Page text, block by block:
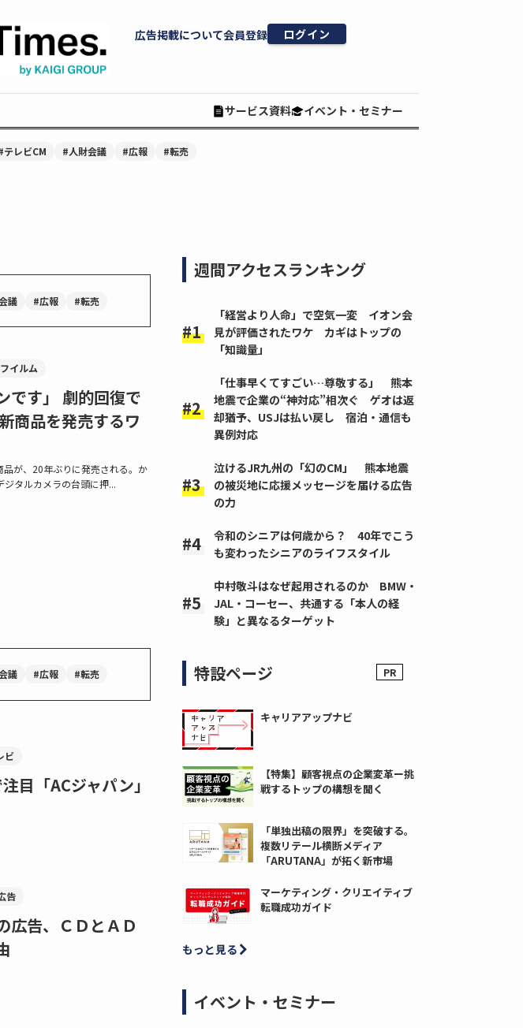
広告掲載について会員登録 ログイン
サービス資料 イベント・セミナー
テレビCM #人財会議 #広報 #転売
議 #広報 #転売
イルム
です」 劇的回復で
商品を発売するワ
が、20年ぶりに発売される。か
タルカメラの台頭に押...
議 #広報 #転売
ビ
目「ACジャパン」
告
広告、ＣＤとＡＤ
週間アクセスランキング
「経営より人命」で空気一変 イオン会
見が評価されたワケ カギはトップの
「知識量」
「仕事早くてすごい…尊敬する」 熊本
地震で企業の“神対応”相次ぐ ゲオは返
却猶予、USJは払い戻し 宿泊・通信も
異例対応
泣けるJR九州の「幻のCM」 熊本地震
の被災地に応援メッセージを届ける広告
の力
令和のシニアは何歳から？ 40年でこう
も変わったシニアのライフスタイル
中村敬斗はなぜ起用されるのか BMW・
JAL・コーセー、共通する「本人の経
験」と異なるターゲット
特設ページ
キャリアアップナビ
【特集】顧客視点の企業変革ー挑
戦するトップの構想を聞く
「単独出稿の限界」を突破する。
複数リテール横断メディア
「ARUTANA」が拓く新市場
マーケティング・クリエイティブ
転職成功ガイド
もっと見る
イベント・セミナー